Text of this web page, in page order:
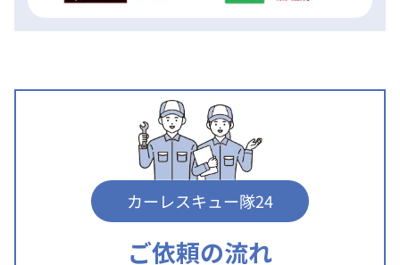
カーレスキュー隊24
ご依頼の流れ